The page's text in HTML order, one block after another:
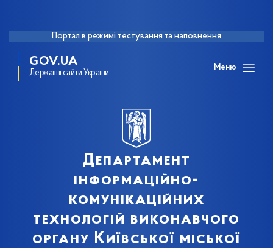
Портал в режимі тестування та наповнення
GOV.UA
Державні сайти України
Меню
Департамент
інформаційно-
комунікаційних
технологій виконавчого
органу Київської міської